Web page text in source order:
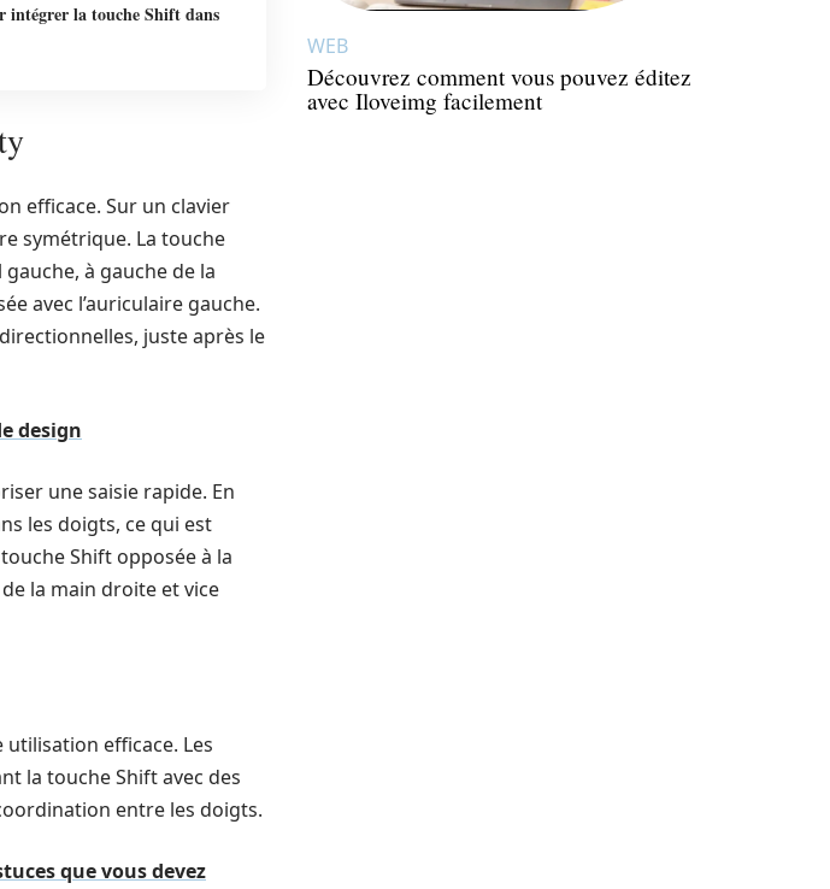
intégrer la touche Shift dans
efficace. Sur un clavier
symétrique. La touche
à gauche de la
avec l’auriculaire gauche.
juste après le
design
une saisie rapide. En
les doigts, ce qui est
Shift opposée à la
la main droite et vice
efficace. Les
la touche Shift avec des
entre les doigts.
que vous devez
WEB
Découvrez comment vous pouvez éditez
avec Iloveimg facilement